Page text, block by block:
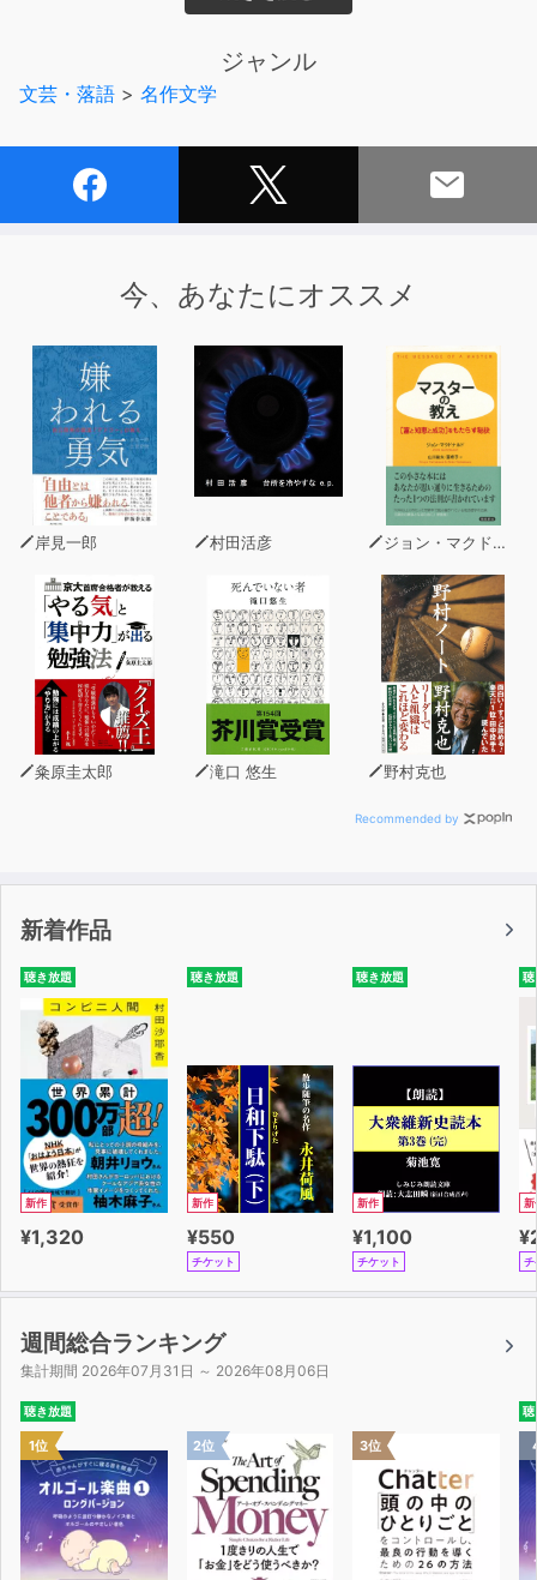
「奇妙」なものがあった。背景の粗雑さに比べて、押絵細
ジャンル
文芸・落語 > 名作文学
今、あなたにオススメ
岸見一郎 村田活彦 ジョン・マクドナルド
粂原圭太郎 滝口 悠生 野村克也
Recommended by
新着作品
聴き放題
新作
¥1,320
聴き放題
新作
¥550
チケット
聴き放題
新作
¥1,100
チケット
聴
新
チ
週間総合ランキング
集計期間 2026年07月31日 ～ 2026年08月06日
聴き放題
1位 2位 3位
聴